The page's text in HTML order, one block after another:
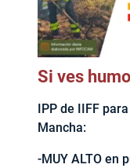
Si ves
IPP de IIFF
Mancha:
-MUY ALTO en